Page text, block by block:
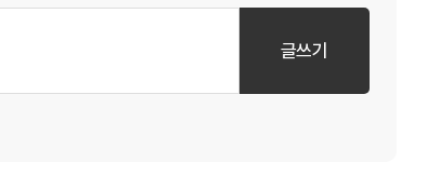
글쓰기